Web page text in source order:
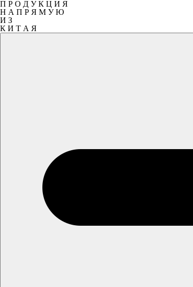
П Р О Д У К Ц И Я
Н А П Р Я М У Ю
И З
К И Т А Я